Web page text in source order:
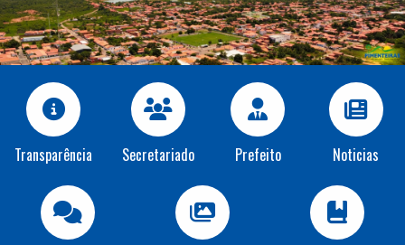
Transparência Secretariado Prefeito Noticias